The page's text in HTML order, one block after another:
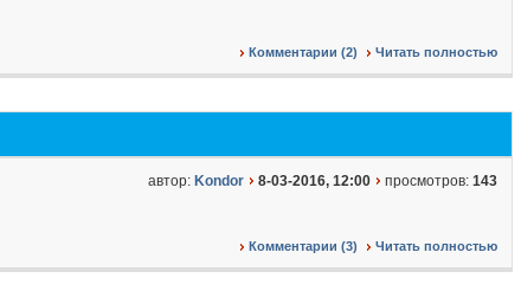
Комментарии (2) Читать полностью
автор: Kondor 8-03-2016, 12:00 просмотров: 143
Комментарии (3) Читать полностью